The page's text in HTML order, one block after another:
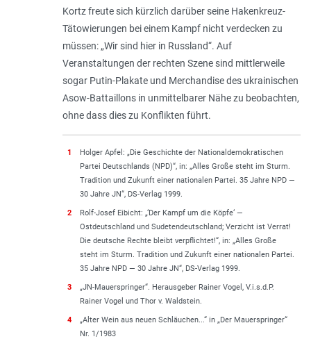
Kortz freute sich kürzlich darüber seine Hakenkreuz-
Tätowierungen bei einem Kampf nicht verdecken zu
müssen: „Wir sind hier in Russland“. Auf
Veranstaltungen der rechten Szene sind mittlerweile
sogar Putin-Plakate und Merchandise des ukrainischen
Asow-Battaillons in unmittelbarer Nähe zu beobachten,
ohne dass dies zu Konflikten führt.
1
Holger Apfel: „Die Geschichte der Nationaldemokratischen
Partei Deutschlands (NPD)“, in: „Alles Große steht im Sturm.
Tradition und Zukunft einer nationalen Partei. 35 Jahre NPD —
30 Jahre JN“, DS-Verlag 1999.
2
Rolf-Josef Eibicht: „‘Der Kampf um die Köpfe‘ —
Ostdeutschland und Sudetendeutschland; Verzicht ist Verrat!
Die deutsche Rechte bleibt verpflichtet!“, in: „Alles Große
steht im Sturm. Tradition und Zukunft einer nationalen Partei.
35 Jahre NPD — 30 Jahre JN“, DS-Verlag 1999.
3
„JN-Mauerspringer“. Herausgeber Rainer Vogel, V.i.s.d.P.
Rainer Vogel und Thor v. Waldstein.
4
„Alter Wein aus neuen Schläuchen...“ in „Der Mauerspringer“
Nr. 1/1983